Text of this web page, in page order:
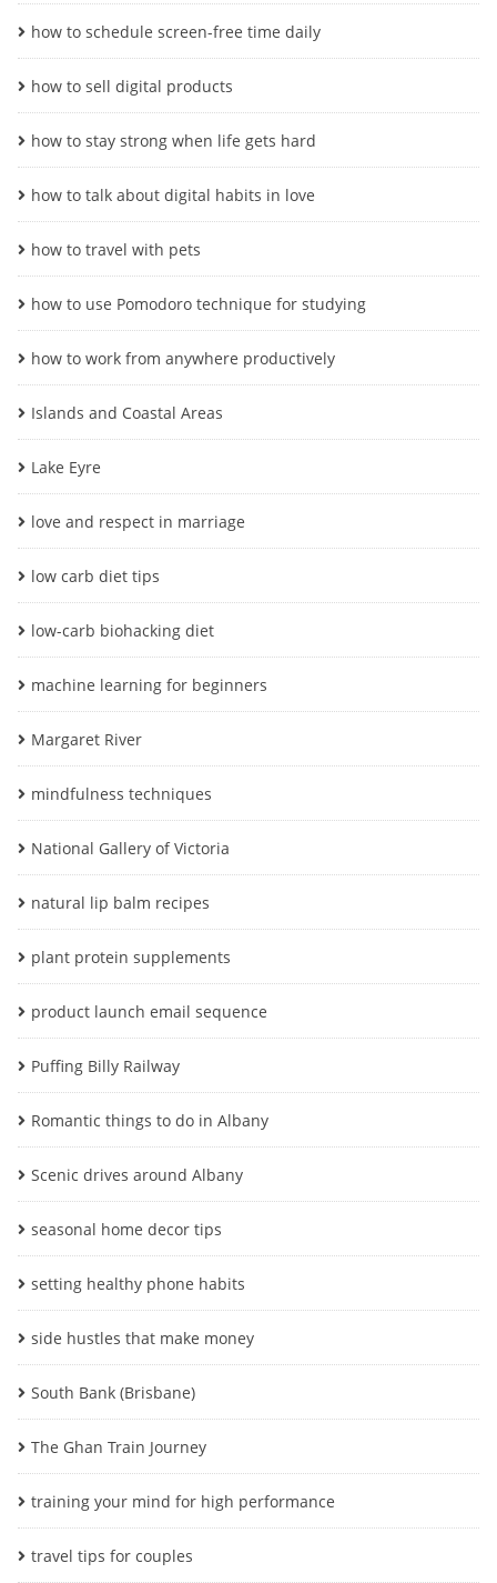
how to schedule screen-free time daily
how to sell digital products
how to stay strong when life gets hard
how to talk about digital habits in love
how to travel with pets
how to use Pomodoro technique for studying
how to work from anywhere productively
Islands and Coastal Areas
Lake Eyre
love and respect in marriage
low carb diet tips
low-carb biohacking diet
machine learning for beginners
Margaret River
mindfulness techniques
National Gallery of Victoria
natural lip balm recipes
plant protein supplements
product launch email sequence
Puffing Billy Railway
Romantic things to do in Albany
Scenic drives around Albany
seasonal home decor tips
setting healthy phone habits
side hustles that make money
South Bank (Brisbane)
The Ghan Train Journey
training your mind for high performance
travel tips for couples